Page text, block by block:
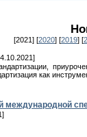
[2021] [2020] [2019] [
как
международной